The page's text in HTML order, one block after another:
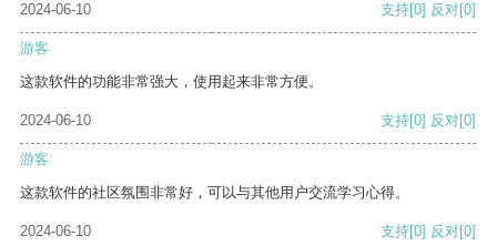
2024-06-10
支持[0] 反对[0]
游客
这款软件的功能非常强大，使用起来非常方便。
2024-06-10 支持[0] 反对[0]
游客
这款软件的社区氛围非常好，可以与其他用户交流学习心得。
2024-06-10 支持[0] 反对[0]